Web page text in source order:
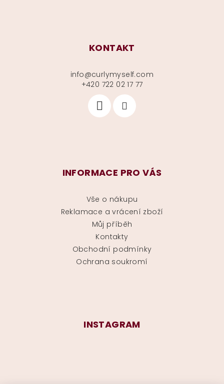
KONTAKT
info@curlymyself.com
+420 722 02 17 77
INFORMACE PRO VÁS
Vše o nákupu
Reklamace a vrácení zboží
Můj příběh
Kontakty
Obchodní podmínky
Ochrana soukromí
INSTAGRAM